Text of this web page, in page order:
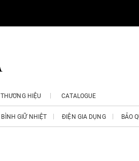
THƯƠNG HIỆU CATALOGUE
BÌNH GIỮ NHIỆT ĐIỆN GIA DỤNG BẢO